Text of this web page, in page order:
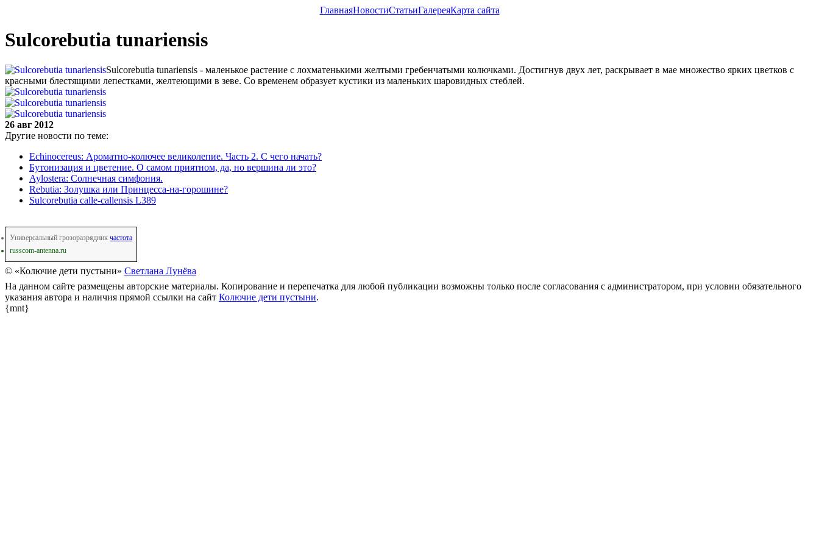
ГлавнаяНовостиСтатьиГалереяКарта сайта
Sulcorebutia tunariensis
Sulcorebutia tunariensis - маленькое растение с лохматенькими желтыми гребенчатыми колючками. Достигнув двух лет, раскрывает в мае множество ярких цветков с
красными блестящими лепестками, желтеющими в зеве. Со временем образует кустики из маленьких шаровидных стеблей.
26 авг 2012
Другие новости по теме:
Echinocereus: Ароматно-колючее великолепие. Часть 2. С чего начать?
Бутонизация и цветение. О самом приятном, да, но вершина ли это?
Aylostera: Солнечная симфония.
Rebutia: Золушка или Принцесса-на-горошине?
Sulcorebutia calle-callensis L389
Универсальный грозоразрядник частота
russcom-antenna.ru
© «Колючие дети пустыни» Светлана Лунёва
На данном сайте размещены авторские материалы. Копирование и перепечатка для любой публикации возможны только после согласования с администратором, при условии обязательного
указания автора и наличия прямой ссылки на сайт Колючие дети пустыни.
{mnt}